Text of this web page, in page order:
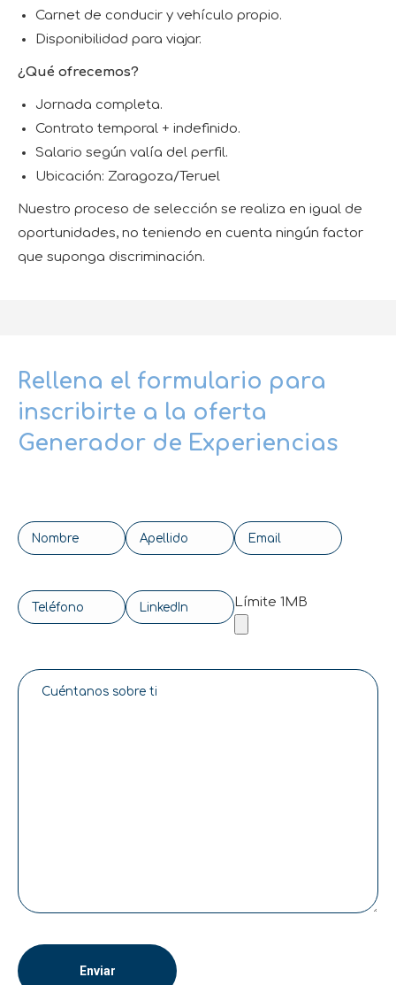
Carnet de conducir y vehículo propio.
Disponibilidad para viajar.
¿Qué ofrecemos?
Jornada completa.
Contrato temporal + indefinido.
Salario según valía del perfil.
Ubicación: Zaragoza/Teruel
Nuestro proceso de selección se realiza en igual de
oportunidades, no teniendo en cuenta ningún factor
que suponga discriminación.
Rellena el formulario para
inscribirte a la oferta
Generador de Experiencias
Límite 1MB